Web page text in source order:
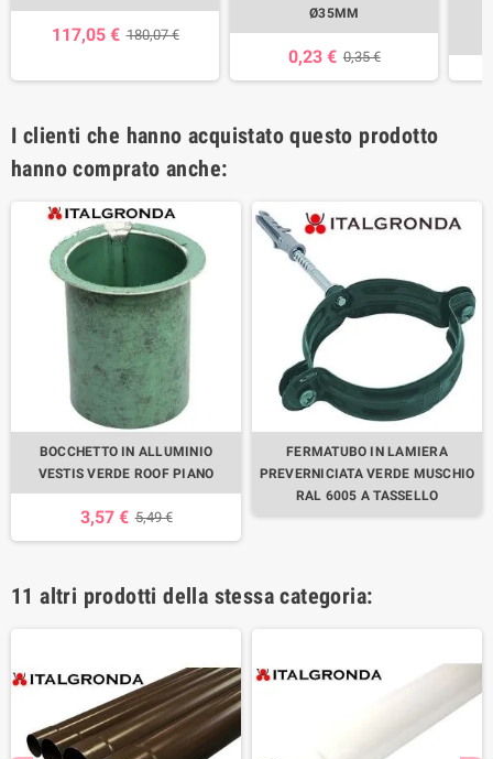
117,05 € 180,07 €
Ø35MM
0,23 € 0,35 €
I clienti che hanno acquistato questo prodotto
hanno comprato anche:
BOCCHETTO IN ALLUMINIO
VESTIS VERDE ROOF PIANO
3,57 € 5,49 €
FERMATUBO IN LAMIERA
PREVERNICIATA VERDE MUSCHIO
RAL 6005 A TASSELLO
11 altri prodotti della stessa categoria: